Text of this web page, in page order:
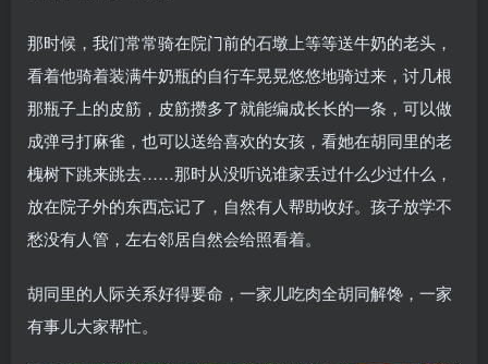
那时候，我们常常骑在院门前的石墩上等等送牛奶的老头，
看着他骑着装满牛奶瓶的自行车晃晃悠悠地骑过来，讨几根
那瓶子上的皮筋，皮筋攒多了就能编成长长的一条，可以做
成弹弓打麻雀，也可以送给喜欢的女孩，看她在胡同里的老
槐树下跳来跳去……那时从没听说谁家丢过什么少过什么，
放在院子外的东西忘记了，自然有人帮助收好。孩子放学不
愁没有人管，左右邻居自然会给照看着。
胡同里的人际关系好得要命，一家儿吃肉全胡同解馋，一家
有事儿大家帮忙。